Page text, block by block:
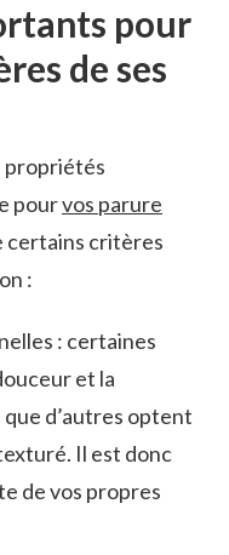
pour
de ses
propriétés
pourvos parure
certains critères
:
: certaines
et la
d’autres optent
Il est donc
de vos propres